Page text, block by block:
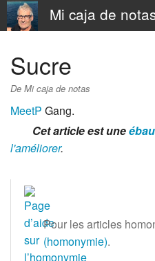
Mi caja de
Sucre
De Mi caja de notas
MeetP Gang.
Cet article est une
l'améliorer.
Pour les articles
(homonymie).